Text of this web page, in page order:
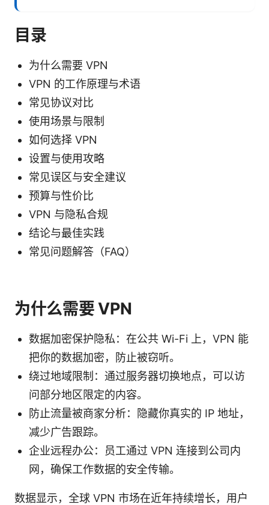
目录
为什么需要 VPN
VPN 的工作原理与术语
常见协议对比
使用场景与限制
如何选择 VPN
设置与使用攻略
常见误区与安全建议
预算与性价比
VPN 与隐私合规
结论与最佳实践
常见问题解答（FAQ）
为什么需要 VPN
数据加密保护隐私：在公共 Wi-Fi 上，VPN 能
把你的数据加密，防止被窃听。
绕过地域限制：通过服务器切换地点，可以访
问部分地区限定的内容。
防止流量被商家分析：隐藏你真实的 IP 地址，
减少广告跟踪。
企业远程办公：员工通过 VPN 连接到公司内
网，确保工作数据的安全传输。
数据显示，全球 VPN 市场在近年持续增长，用户